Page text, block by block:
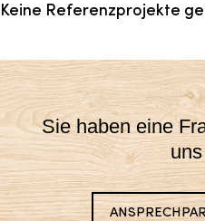
Keine Referenzprojekte
Sie haben eine